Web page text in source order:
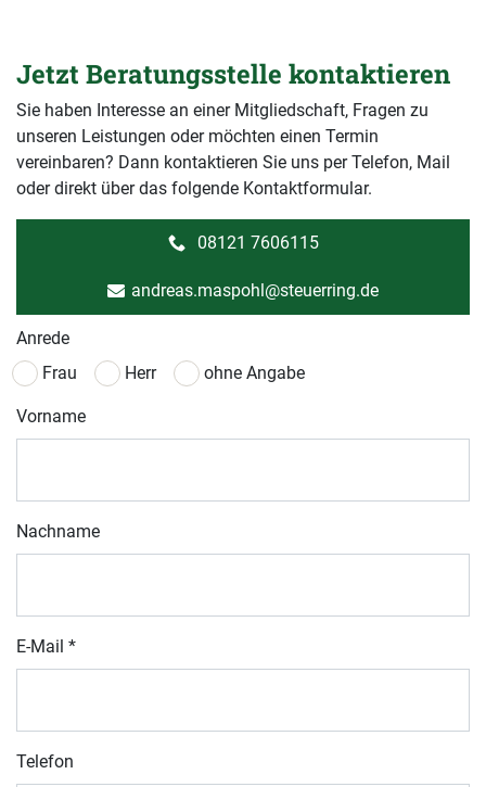
Jetzt Beratungsstelle kontaktieren
Sie haben Interesse an einer Mitgliedschaft, Fragen zu
unseren Leistungen oder möchten einen Termin
vereinbaren? Dann kontaktieren Sie uns per Telefon, Mail
oder direkt über das folgende Kontaktformular.
08121 7606115
andreas.maspohl@steuerring.de
Anrede
Frau
Herr ohne Angabe
Vorname
Nachname
E-Mail *
Telefon